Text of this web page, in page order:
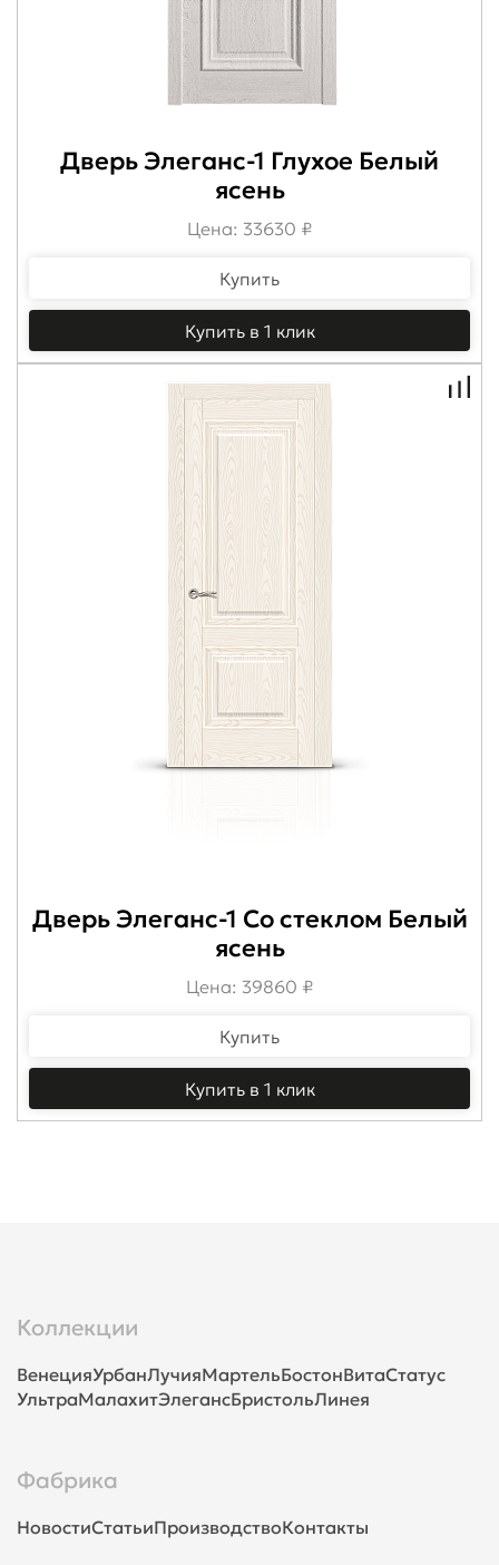
Дверь Элеганс-1 Глухое Белый
ясень
Цена: 33630 ₽
Купить
Купить в 1 клик
Дверь Элеганс-1 Со стеклом Белый
ясень
Цена: 39860 ₽
Купить
Купить в 1 клик
Коллекции
ВенецияУрбанЛучияМартельБостонВитаСтатус
УльтраМалахитЭлегансБристольЛинея
Фабрика
НовостиСтатьиПроизводствоКонтакты